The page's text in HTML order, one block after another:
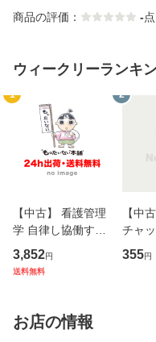
商品の評価： -点
ウィークリーランキ
1
【中古】 看護管理
学 自律し協働する
専門職の看護マネ
ジメントスキル 改
恵 藤本幸三 / 南江
堂 [単行
3,852円
送料無料
2
【中
チャ
キュ
[CD]
355円
お店の情報